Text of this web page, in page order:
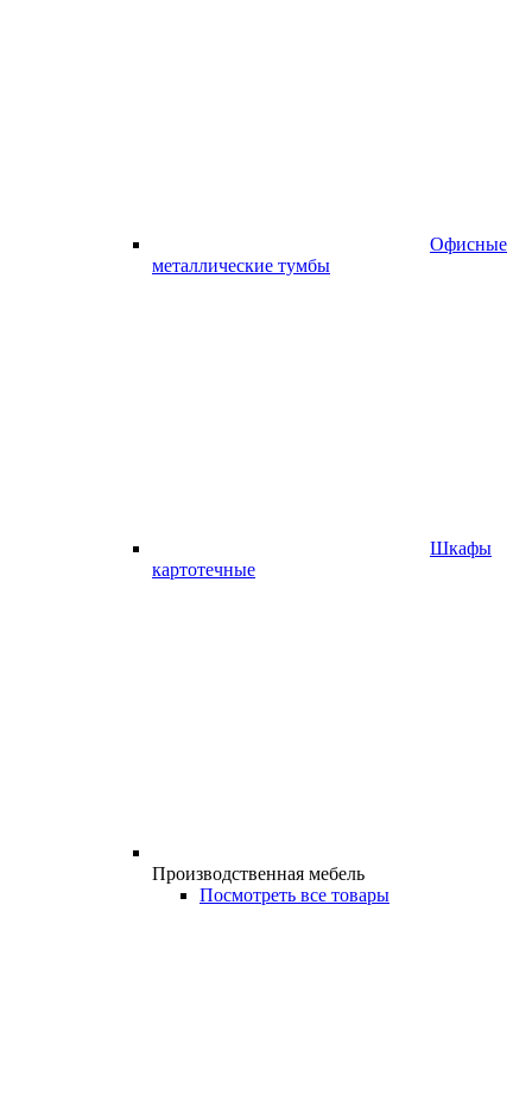
Офисные
металлические тумбы
Шкафы
картотечные
Производственная мебель
Посмотреть все товары